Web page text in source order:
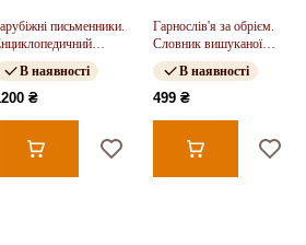
письменники.
У 2 т. Т.1. А-
В наявності
₴
Гарнослів'я за обрієм.
Словник вишуканої
мови
В наявності
499 ₴